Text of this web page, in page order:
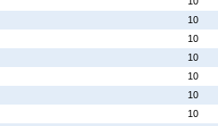
10
10
10
10
10
10